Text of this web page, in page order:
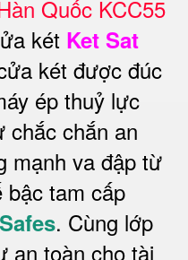
Quốc KCC55
két Ket Sat
két được đúc
ép thuỷ lực
chắc chắn an
mạnh va đập từ
bậc tam cấp
. Cùng lớp
an toàn cho tài